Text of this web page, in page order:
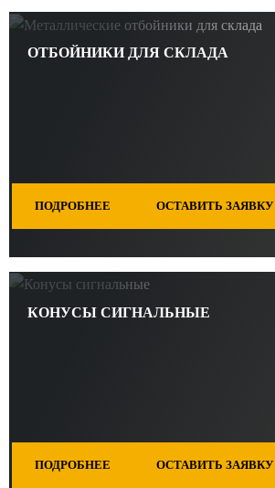
ОТБОЙНИКИ ДЛЯ СКЛАДА
ПОДРОБНЕЕ ОСТАВИТЬ ЗАЯВКУ
КОНУСЫ СИГНАЛЬНЫЕ
ПОДРОБНЕЕ ОСТАВИТЬ ЗАЯВКУ